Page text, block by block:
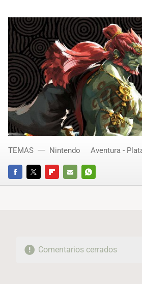
FACEBOOKTWITTERFLIPBOARD
E-
WHATSAPP
TEMAS Nintendo Aventura -
Comentarios cerrados